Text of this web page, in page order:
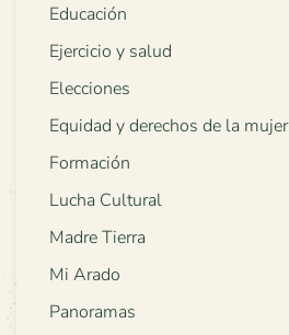
Educación
Ejercicio y salud
Elecciones
Equidad y derechos de la mujer
Formación
Lucha Cultural
Madre Tierra
Mi Arado
Panoramas